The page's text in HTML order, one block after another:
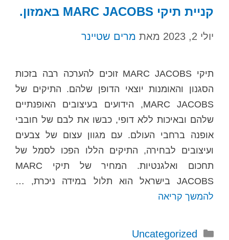
קניית תיקי MARC JACOBS באמזון.
יולי 2, 2023 מאת מרים שטיינר
תיקי MARC JACOBS זוכים להערכה רבה בזכות
הסגנון והאומנות יוצאי הדופן שלהם. התיקים של
MARC JACOBS, הידועים בעיצובים האופנתיים
שלהם ובאיכות ללא דופי, כבשו את לבם של חובבי
אופנה ברחבי העולם. עם מגוון עצום של צבעים
ועיצובים לבחירה, התיקים הללו הפכו לסמל של
תחכום ואלגנטיות. המחיר של תיקי MARC
JACOBS בישראל הוא תלול במידה ניכרת, …
להמשך קריאה
קטגוריות
Uncategorized